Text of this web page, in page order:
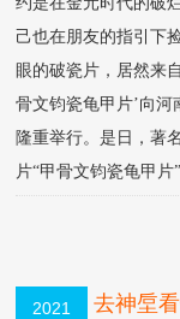
己也在朋友的指引下
眼的破瓷片，居然来
骨文钧瓷龟甲片’向河
隆重举行。是日，著
片“甲骨文钧瓷龟甲片
2021
去神垕